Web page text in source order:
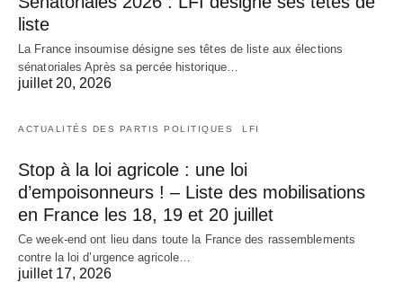
liste
La France insoumise désigne ses têtes de liste aux élections
sénatoriales Après sa percée historique…
juillet 20, 2026
ACTUALITÉS DES PARTIS POLITIQUES LFI
Stop à la loi agricole : une loi
d’empoisonneurs ! – Liste des mobilisations
en France les 18, 19 et 20 juillet
Ce week-end ont lieu dans toute la France des rassemblements
contre la loi d’urgence agricole…
juillet 17, 2026